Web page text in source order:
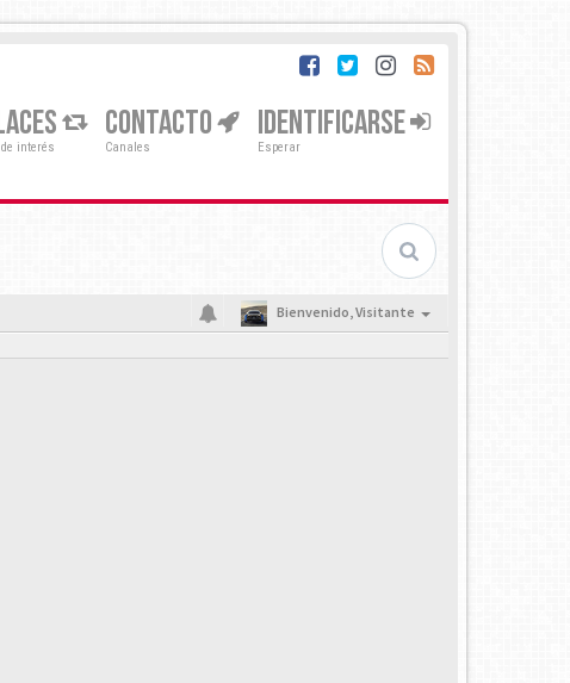
interés
CONTACTO
Canales
IDENTIFICARSE
Esperar
Bienvenido,Visitante